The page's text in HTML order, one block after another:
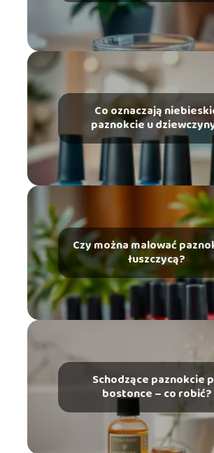
Co oznaczają
paznokcie u
Czy można malować
łuszczycą?
Schodzące paznokcie
bostonce – co robić?